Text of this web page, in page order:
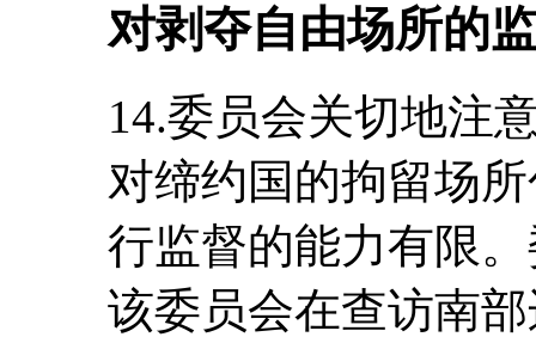
对剥夺自由场所的
14.委员会关切地注
对缔约国的拘留场
行监督的能力有限
该委员会在查访南